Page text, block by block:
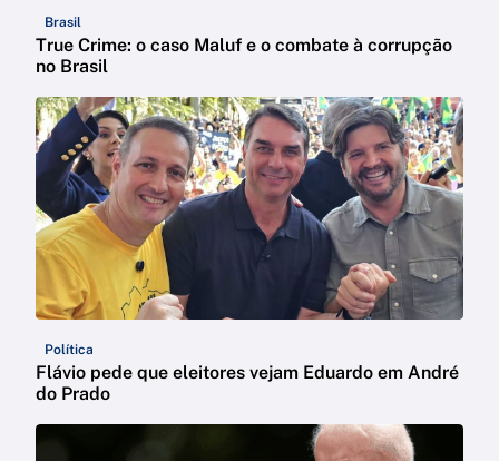
Brasil
True Crime: o caso Maluf e o combate à corrupção
no Brasil
Política
Flávio pede que eleitores vejam Eduardo em André
do Prado